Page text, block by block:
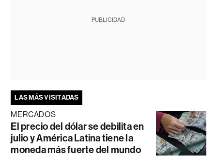
PUBLICIDAD
LAS MÁS VISITADAS
MERCADOS
El precio del dólar se debilita en
julio y América Latina tiene la
moneda más fuerte del mundo